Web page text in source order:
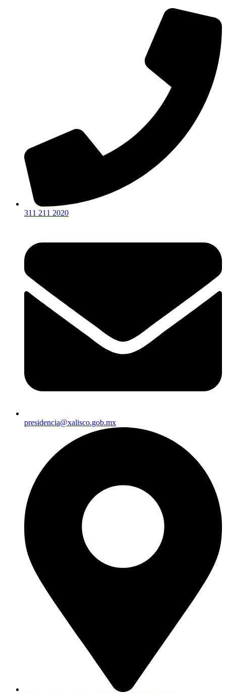
311 211 2020
presidencia@xalisco.gob.mx